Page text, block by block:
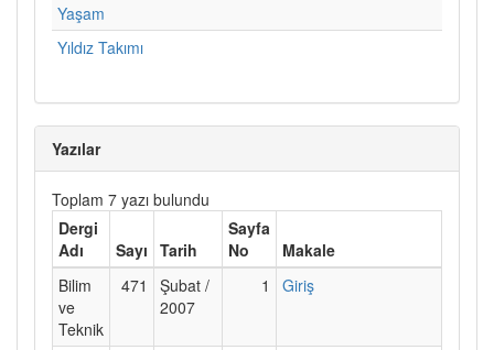
Yaşam
Yıldız Takımı
Yazılar
Toplam 7 yazı bulundu
Dergi
Adı
Sayı Tarih
Sayfa
No
Makale
Bilim
ve
Teknik
471
Şubat /
2007
1 Giriş